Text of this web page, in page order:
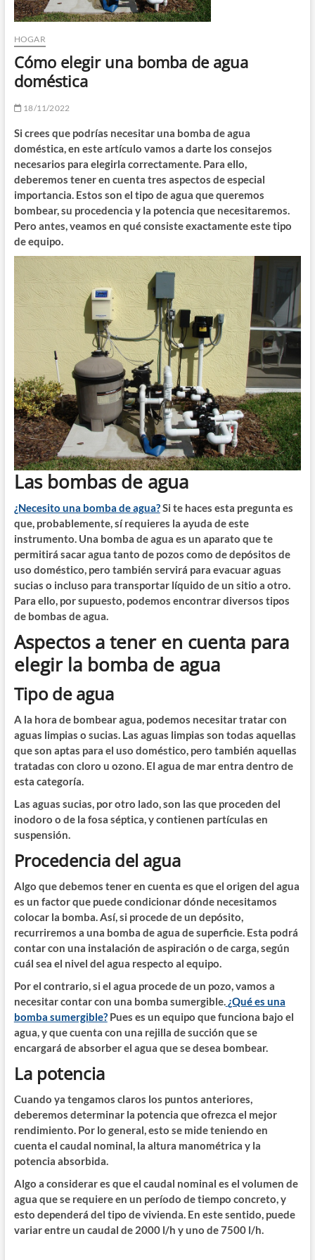
HOGAR
Cómo elegir una bomba de agua
doméstica
18/11/2022
Si crees que podrías necesitar una bomba de agua
doméstica, en este artículo vamos a darte los consejos
necesarios para elegirla correctamente. Para ello,
deberemos tener en cuenta tres aspectos de especial
importancia. Estos son el tipo de agua que queremos
bombear, su procedencia y la potencia que necesitaremos.
Pero antes, veamos en qué consiste exactamente este tipo
de equipo.
Las bombas de agua
¿Necesito una bomba de agua?Si te haces esta pregunta es
que, probablemente, sí requieres la ayuda de este
instrumento. Una bomba de agua es un aparato que te
permitirá sacar agua tanto de pozos como de depósitos de
uso doméstico, pero también servirá para evacuar aguas
sucias o incluso para transportar líquido de un sitio a otro.
Para ello, por supuesto, podemos encontrar diversos tipos
de bombas de agua.
Aspectos a tener en cuenta para
elegir la bomba de agua
Tipo de agua
A la hora de bombear agua, podemos necesitar tratar con
aguas limpias o sucias. Las aguas limpias son todas aquellas
que son aptas para el uso doméstico, pero también aquellas
tratadas con cloro u ozono. El agua de mar entra dentro de
esta categoría.
Las aguas sucias, por otro lado, son las que proceden del
inodoro o de la fosa séptica, y contienen partículas en
suspensión.
Procedencia del agua
Algo que debemos tener en cuenta es que el origen del agua
es un factor que puede condicionar dónde necesitamos
colocar la bomba. Así, si procede de un depósito,
recurriremos a una bomba de agua de superficie. Esta podrá
contar con una instalación de aspiración o de carga, según
cuál sea el nivel del agua respecto al equipo.
Por el contrario, si el agua procede de un pozo, vamos a
necesitar contar con una bomba sumergible. ¿Qué es una
bomba sumergible?Pues es un equipo que funciona bajo el
agua, y que cuenta con una rejilla de succión que se
encargará de absorber el agua que se desea bombear.
La potencia
Cuando ya tengamos claros los puntos anteriores,
deberemos determinar la potencia que ofrezca el mejor
rendimiento. Por lo general, esto se mide teniendo en
cuenta el caudal nominal, la altura manométrica y la
potencia absorbida.
Algo a considerar es que el caudal nominal es el volumen de
agua que se requiere en un período de tiempo concreto, y
esto dependerá del tipo de vivienda. En este sentido, puede
variar entre un caudal de 2000 l/h y uno de 7500 l/h.